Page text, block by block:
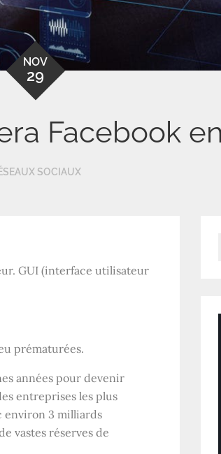
NOV
29
Facebook
SOCIAUX
GUI (interface utilisateur
prématurées.
années pour devenir
entreprises les plus
environ 3 milliards
vastes réserves de